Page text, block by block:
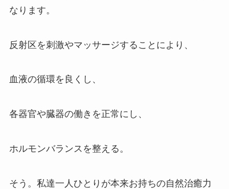
なります。
反射区を刺激やマッサージすることにより、
血液の循環を良くし、
各器官や臓器の働きを正常にし、
ホルモンバランスを整える。
そう。私達一人ひとりが本来お持ちの自然治癒力